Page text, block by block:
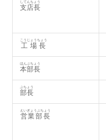
支店長
してんちょう
工場長
こうじょうちょう
本部長
ほんぶちょう
部長
ぶちょう
営業部長
えいぎょうぶちょう